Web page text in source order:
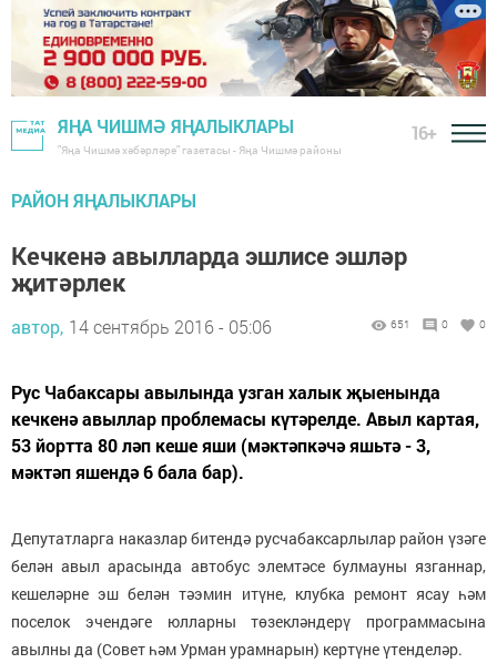
ЯҢА ЧИШМӘ ЯҢАЛЫКЛАРЫ
"Яңа Чишмә хәбәрләре" газетасы - Яңа Чишмә районы
16+
РАЙОН ЯҢАЛЫКЛАРЫ
Кечкенә авылларда эшлисе эшләр
җитәрлек
автор, 14 сентябрь 2016 - 05:06 651 0 0
Рус Чабаксары авылында узган халык җыенында
кечкенә авыллар проблемасы күтәрелде. Авыл картая,
53 йортта 80 ләп кеше яши (мәктәпкәчә яшьтә - 3,
мәктәп яшендә 6 бала бар).
Депутатларга наказлар битендә русчабаксарлылар район үзәге
белән авыл арасында автобус элемтәсе булмауны язганнар,
кешеләрне эш белән тәэмин итүне, клубка ремонт ясау һәм
поселок эчендәге юлларны төзекләндерү программасына
авылны да (Совет һәм Урман урамнарын) кертүне үтенделәр.